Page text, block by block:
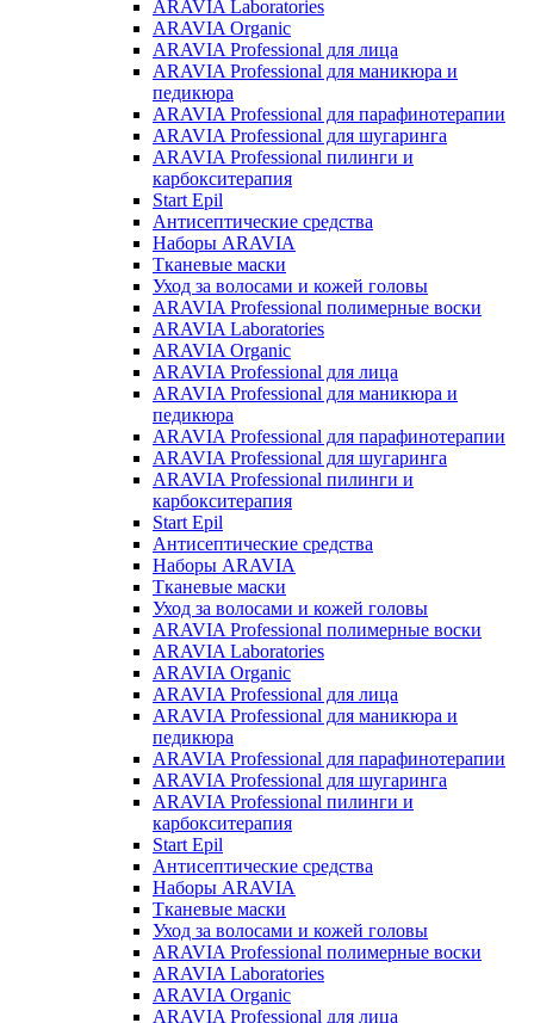
ARAVIA Laboratories
ARAVIA Organic
ARAVIA Professional для лица
ARAVIA Professional для маникюра и
педикюра
ARAVIA Professional для парафинотерапии
ARAVIA Professional для шугаринга
ARAVIA Professional пилинги и
карбокситерапия
Start Epil
Антисептические средства
Наборы ARAVIA
Тканевые маски
Уход за волосами и кожей головы
ARAVIA Professional полимерные воски
ARAVIA Laboratories
ARAVIA Organic
ARAVIA Professional для лица
ARAVIA Professional для маникюра и
педикюра
ARAVIA Professional для парафинотерапии
ARAVIA Professional для шугаринга
ARAVIA Professional пилинги и
карбокситерапия
Start Epil
Антисептические средства
Наборы ARAVIA
Тканевые маски
Уход за волосами и кожей головы
ARAVIA Professional полимерные воски
ARAVIA Laboratories
ARAVIA Organic
ARAVIA Professional для лица
ARAVIA Professional для маникюра и
педикюра
ARAVIA Professional для парафинотерапии
ARAVIA Professional для шугаринга
ARAVIA Professional пилинги и
карбокситерапия
Start Epil
Антисептические средства
Наборы ARAVIA
Тканевые маски
Уход за волосами и кожей головы
ARAVIA Professional полимерные воски
ARAVIA Laboratories
ARAVIA Organic
ARAVIA Professional для лица